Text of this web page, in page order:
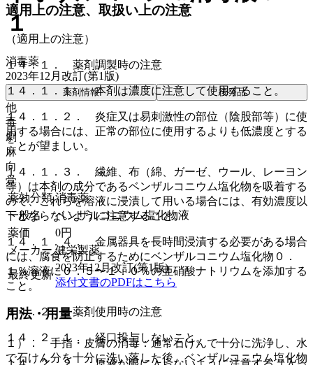
適用上の注意、取扱い上の注意
（適用上の注意）
１４．１． 薬剤調製時の注意
１４．１．１． 本剤は濃度に注意して使用すること。
１４．１．２． 炎症又は易刺激性の部位（陰股部等）に使
用する場合には、正常の部位に使用するよりも低濃度とする
ことが望ましい。
１４．１．３． 繊維、布（綿、ガーゼ、ウール、レーヨン
等）は本剤の成分であるベンザルコニウム塩化物を吸着する
ので、これらを溶液に浸漬して用いる場合には、有効濃度以
下とならないように注意すること。
１４．１．４． 金属器具を長時間浸漬する必要がある場合
には、腐食を防止するためにベンザルコニウム塩化物０．
１％溶液に０．５〜１．０％の亜硝酸ナトリウムを添加する
こと。
１４．２． 薬剤使用時の注意
１４．２．１． 経口投与しないこと。
１
消毒薬
2023年12月改訂(第1版)
薬剤情報 後発品
他
毒
劇
麻
向
覚
薬効分類 消毒薬
一般名
ベンザルコニウム塩化物液
薬価
0円
メーカー 健栄製薬
最終更新
2023年12月改訂(第1版)
添付文書のPDFはこちら
用法・用量
１）． 手指・皮膚の消毒：通常石けんで十分に洗浄し、水
で石けん分を十分に洗い落した後、ベンザルコニウム塩化物